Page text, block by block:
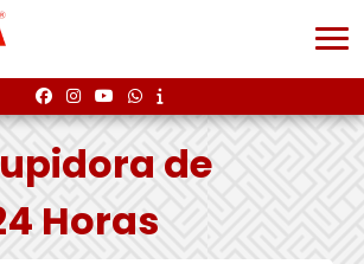
de
Horas